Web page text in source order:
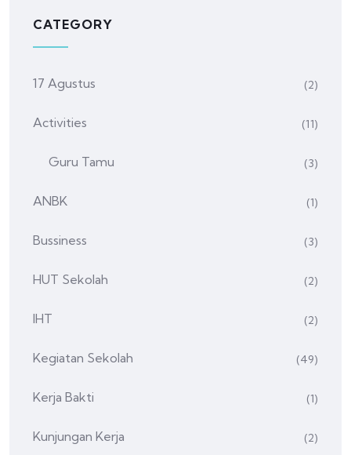
CATEGORY
17 Agustus (2)
Activities (11)
Guru Tamu (3)
ANBK (1)
Bussiness (3)
HUT Sekolah (2)
IHT (2)
Kegiatan Sekolah (49)
Kerja Bakti (1)
Kunjungan Kerja (2)